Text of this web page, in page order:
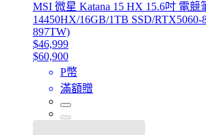
MSI 微星 Katana 15 HX 15.6吋 電競
14450HX/16GB/1TB SSD/
897TW)
$46,999
$60,900
P幣
滿額贈